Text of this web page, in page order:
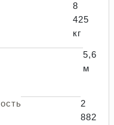
8
425
кг
5,6
м
2
882